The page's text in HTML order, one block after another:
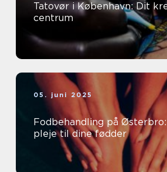
Tatovør i København: Dit
centrum
05. juni 2025
Fodbehandling på
pleje til dine fødder